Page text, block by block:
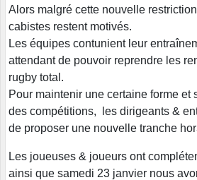
Alors malgré cette nouvelle
cabistes restent motivés.
Les équipes contunient leur
attendant de pouvoir reprendre les
rugby total.
Pour maintenir une certaine forme et
des compétitions, les dirigeants &
de proposer une nouvelle tranche
Les joueuses & joueurs ont
ainsi que samedi 23 janvier nous